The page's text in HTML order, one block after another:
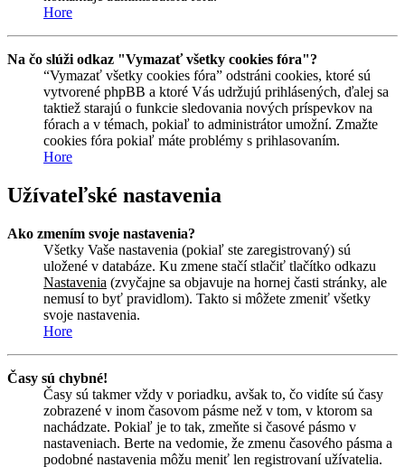
Hore
Na čo slúži odkaz "Vymazať všetky cookies fóra"?
“Vymazať všetky cookies fóra” odstráni cookies, ktoré sú
vytvorené phpBB a ktoré Vás udržujú prihlásených, ďalej sa
taktiež starajú o funkcie sledovania nových príspevkov na
fórach a v témach, pokiaľ to administrátor umožní. Zmažte
cookies fóra pokiaľ máte problémy s prihlasovaním.
Hore
Užívateľské nastavenia
Ako zmením svoje nastavenia?
Všetky Vaše nastavenia (pokiaľ ste zaregistrovaný) sú
uložené v databáze. Ku zmene stačí stlačiť tlačítko odkazu
Nastavenia (zvyčajne sa objavuje na hornej časti stránky, ale
nemusí to byť pravidlom). Takto si môžete zmeniť všetky
svoje nastavenia.
Hore
Časy sú chybné!
Časy sú takmer vždy v poriadku, avšak to, čo vidíte sú časy
zobrazené v inom časovom pásme než v tom, v ktorom sa
nachádzate. Pokiaľ je to tak, zmeňte si časové pásmo v
nastaveniach. Berte na vedomie, že zmenu časového pásma a
podobné nastavenia môžu meniť len registrovaní užívatelia.